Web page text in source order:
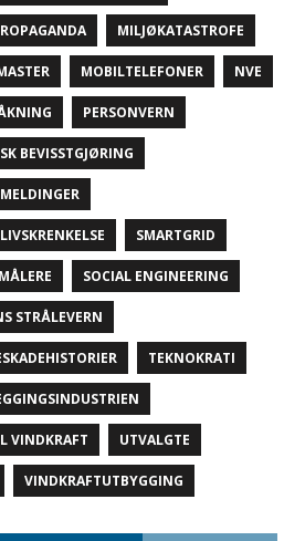
MILJØKATASTROFE
MOBILTELEFONER NVE
PERSONVERN
BEVISSTGJØRING
SMARTGRID
SOCIAL ENGINEERING
STRÅLEVERN
TEKNOKRATI
VINDKRAFT UTVALGTE
VINDKRAFTUTBYGGING